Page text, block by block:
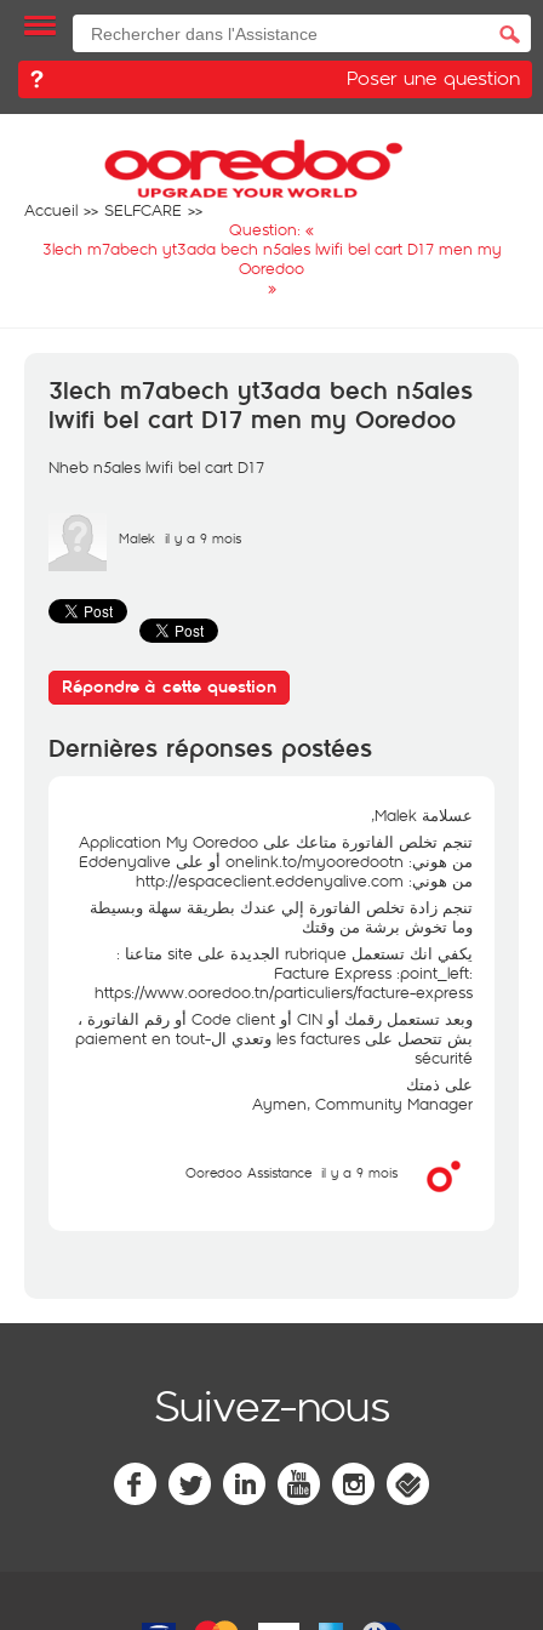
Poser une question
Accueil
SELFCARE
Question: «
3lech m7abech yt3ada bech n5ales lwifi bel cart D17 men my
Ooredoo
»
3lech m7abech yt3ada bech n5ales
lwifi bel cart D17 men my Ooredoo
Nheb n5ales lwifi bel cart D17
Malek il y a 9 mois
Répondre à cette question
Dernières réponses postées
عسلامة Malek,
تنجم تخلص الفاتورة متاعك على Application My Ooredoo
من هوني: onelink.to/myooredootn أو على Eddenyalive
من هوني: http://espaceclient.eddenyalive.com
تنجم زادة تخلص الفاتورة إلي عندك بطريقة سهلة وبسيطة
وما تخوش برشة من وقتك
يكفي انك تستعمل rubrique الجديدة على site متاعنا :
Facture Express :point_left:
https://www.ooredoo.tn/particuliers/facture-express
وبعد تستعمل رقمك أو CIN أو Code client أو رقم الفاتورة ،
بش تتحصل على les factures وتعدي ال-paiement en tout
sécurité
على ذمتك
Aymen, Community Manager
Ooredoo Assistance il y a 9 mois
Suivez-nous